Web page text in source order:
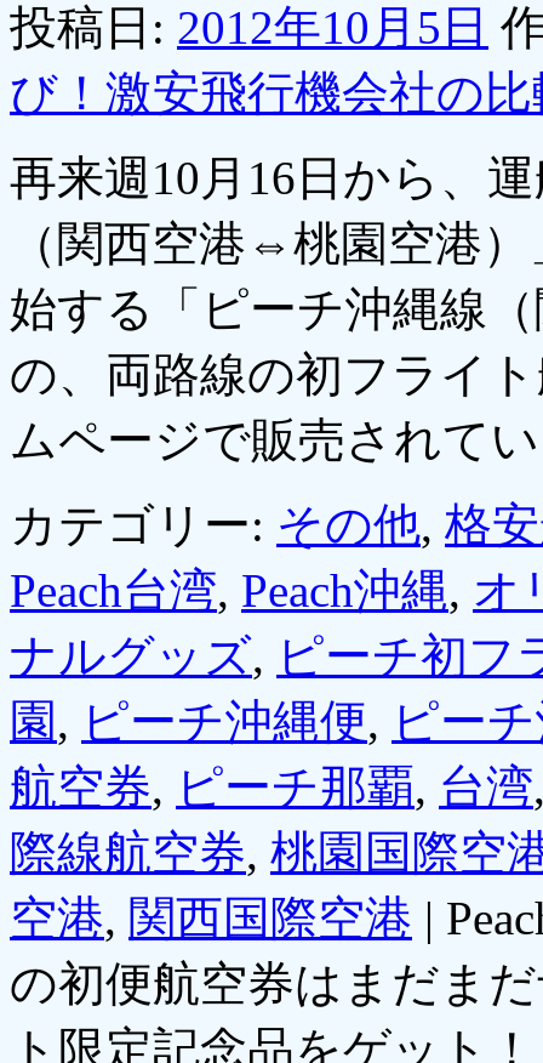
投稿日: 2012年10月5日
び！激安飛行機会社の
再来週10月16日から、
（関西空港⇔桃園空港
始する「ピーチ沖縄線
の、両路線の初フライ
ムページで販売されて
カテゴリー: その他, 格
Peach台湾, Peach沖縄, オ
ナルグッズ, ピーチ初フ
園, ピーチ沖縄便, ピー
航空券, ピーチ那覇, 台湾
際線航空券, 桃園国際空
空港, 関西国際空港 |
の初便航空券はまだま
ト限定記念品をゲット